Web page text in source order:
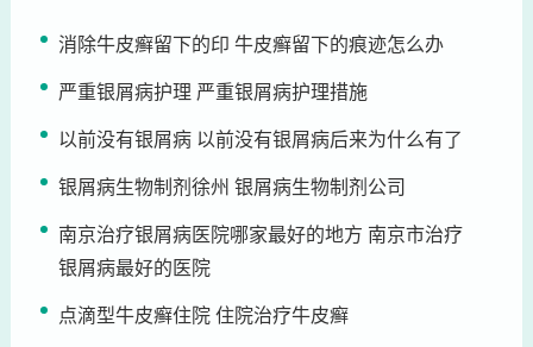
消除牛皮癣留下的印 牛皮癣留下的痕迹怎么办
严重银屑病护理 严重银屑病护理措施
以前没有银屑病 以前没有银屑病后来为什么有了
银屑病生物制剂徐州 银屑病生物制剂公司
南京治疗银屑病医院哪家最好的地方 南京市治疗
银屑病最好的医院
点滴型牛皮癣住院 住院治疗牛皮癣